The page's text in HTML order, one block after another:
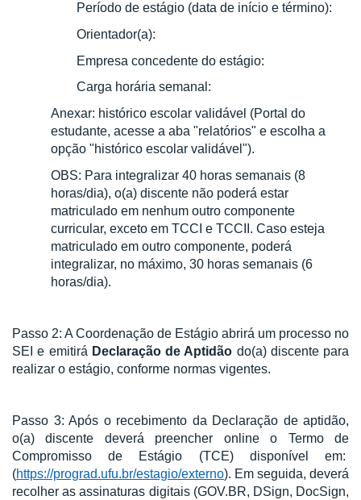
Período de estágio (data de início e término):
Orientador(a):
Empresa concedente do estágio:
Carga horária semanal:
Anexar: histórico escolar validável (Portal do
estudante, acesse a aba "relatórios" e escolha a
opção "histórico escolar validável").
OBS: Para integralizar 40 horas semanais (8
horas/dia), o(a) discente não poderá estar
matriculado em nenhum outro componente
curricular, exceto em TCCI e TCCII. Caso esteja
matriculado em outro componente, poderá
integralizar, no máximo, 30 horas semanais (6
horas/dia).
Passo 2: A Coordenação de Estágio abrirá um processo no
SEI e emitirá Declaração de Aptidão do(a) discente para
realizar o estágio, conforme normas vigentes.
Passo 3: Após o recebimento da Declaração de aptidão,
o(a) discente deverá preencher online o Termo de
Compromisso de Estágio (TCE) disponível em:
(https://prograd.ufu.br/estagio/externo). Em seguida, deverá
recolher as assinaturas digitais (GOV.BR, DSign, DocSign,